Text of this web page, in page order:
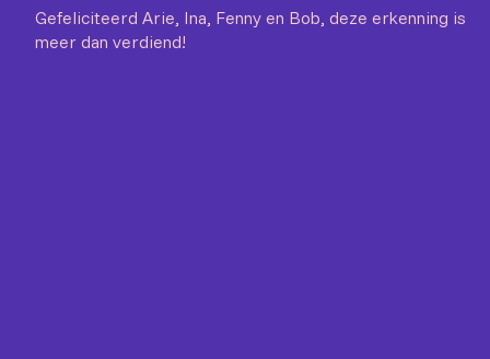
Gefeliciteerd Arie, Ina, Fenny en Bob, deze erkenning is
meer dan verdiend!